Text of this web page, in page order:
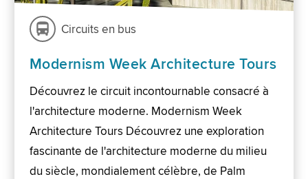
Circuits en bus
Modernism Week Architecture Tours
Découvrez le circuit incontournable consacré à
l'architecture moderne. Modernism Week
Architecture Tours Découvrez une exploration
fascinante de l'architecture moderne du milieu
du siècle, mondialement célèbre, de Palm